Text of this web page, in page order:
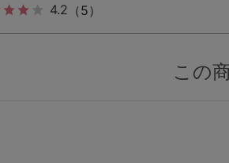
4.2 （5）
この